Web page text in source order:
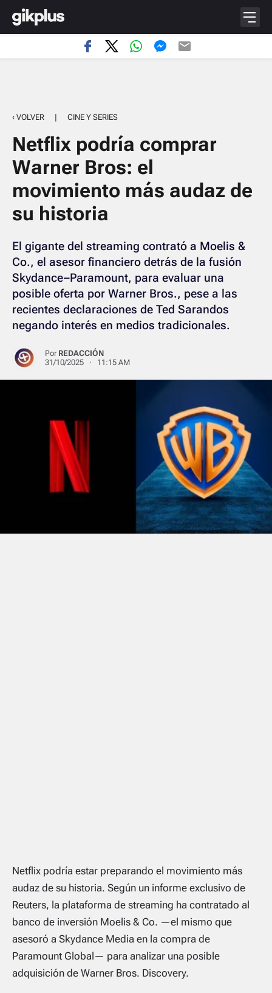
‹ VOLVER | CINE Y SERIES
Netflix podría comprar
Warner Bros: el
movimiento más audaz de
su historia
El gigante del streaming contrató a Moelis &
Co., el asesor financiero detrás de la fusión
Skydance–Paramount, para evaluar una
posible oferta por Warner Bros., pese a las
recientes declaraciones de Ted Sarandos
negando interés en medios tradicionales.
Por REDACCIÓN
31/10/2025 · 11:15 AM
Netflix podría estar preparando el movimiento más
audaz de su historia. Según un informe exclusivo de
Reuters, la plataforma de streaming ha contratado al
banco de inversión Moelis & Co. —el mismo que
asesoró a Skydance Media en la compra de
Paramount Global— para analizar una posible
adquisición de Warner Bros. Discovery.